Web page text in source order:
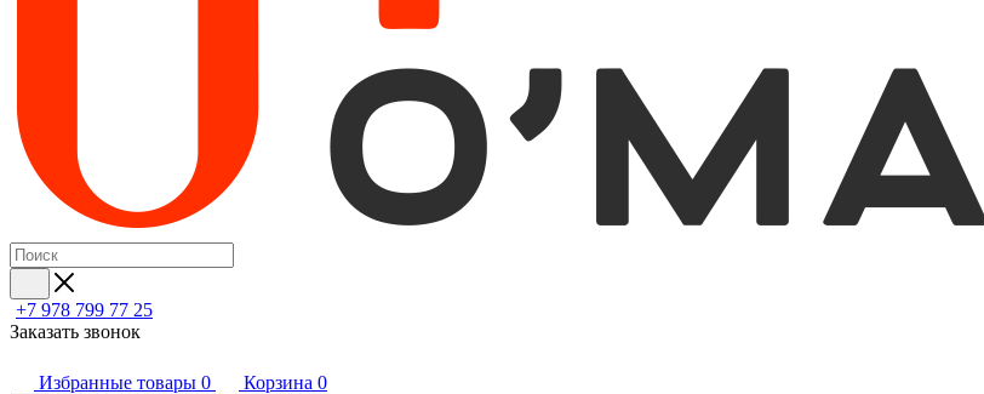
+7 978 799 77 25
Заказать звонок
Избранные товары 0 Корзина 0